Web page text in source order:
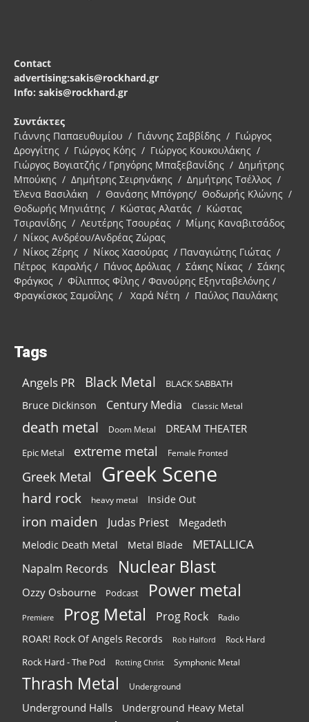
Contact
advertising:sakis@rockhard.gr
Info: sakis@rockhard.gr
Συντάκτες
Γιάννης Παπαευθυμίου / Γιάννης Σαββίδης / Γιώργος
Δρογγίτης / Γιώργος Κόης / Γιώργος Κουκουλάκης /
Γιώργος Βογιατζής / Γρηγόρης Μπαξεβανίδης / Δημήτρης
Μπούκης / Δημήτρης Σειρηνάκης / Δημήτρης Τσέλλος /
Έλενα Βασιλάκη / Θανάσης Μπόγρης/ Θοδωρής Κλώνης /
Θοδωρής Μηνιάτης / Κώστας Αλατάς / Κώστας
Τσιρανίδης / Λευτέρης Τσουρέας / Μίμης Καναβιτσάδος
/ Νίκος Ανδρέου/Ανδρέας Ζώρας
/ Νίκος Ζέρης / Νίκος Χασούρας / Παναγιώτης Γιώτας /
Πέτρος Καραλής / Πάνος Δρόλιας / Σάκης Νίκας / Σάκης
Φράγκος / Φίλιππος Φίλης / Φανούρης Εξηνταβελόνης /
Φραγκίσκος Σαμοΐλης / Χαρά Νέτη / Παύλος Παυλάκης
Tags
Angels PR Black Metal BLACK SABBATH
Bruce Dickinson Century Media Classic Metal
death metal Doom Metal DREAM THEATER
Epic Metal extreme metal Female Fronted
Greek Metal Greek Scene
hard rock heavy metal Inside Out
iron maiden Judas Priest Megadeth
Melodic Death Metal Metal Blade METALLICA
Napalm Records Nuclear Blast
Ozzy Osbourne Podcast Power metal
Premiere Prog Metal Prog Rock Radio
ROAR! Rock Of Angels Records Rob Halford Rock Hard
Rock Hard - The Pod Rotting Christ Symphonic Metal
Thrash Metal Underground
Underground Halls Underground Heavy Metal